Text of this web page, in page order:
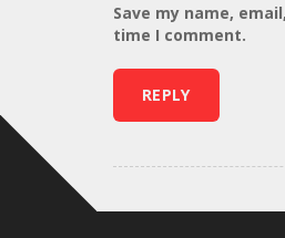
Save my name,
time I comment.